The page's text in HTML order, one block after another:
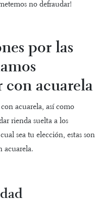
no defraudar!
por las
con acuarela
acuarela, así como
rienda suelta a los
sea tu elección, estas son
acuarela.